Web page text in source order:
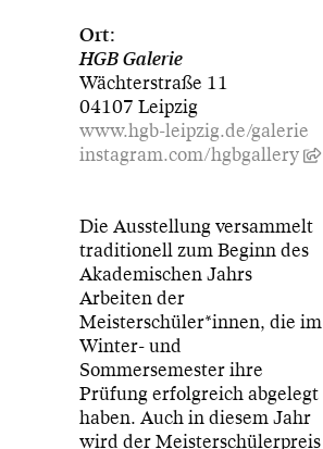
Ort:
HGB Galerie
Wächterstraße 11
04107 Leipzig
www.hgb-leipzig.de/galerie
instagram.com/hgbgallery
Die Ausstellung versammelt
traditionell zum Beginn des
Akademischen Jahrs
Arbeiten der
Meisterschüler*innen, die im
Winter- und
Sommersemester ihre
Prüfung erfolgreich abgelegt
haben. Auch in diesem Jahr
wird der Meisterschülerpreis